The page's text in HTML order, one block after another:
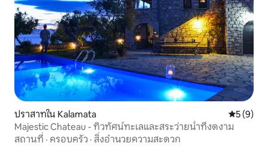
ปราสาทใน Kalamata คะแนนเฉ
5 (9)
Majestic Chateau - ทิวทัศน์ทะเลและสระว่ายน้ำที่งดงาม
สถานที่ · ครอบครัว · สิ่งอำนวยความสะดวก